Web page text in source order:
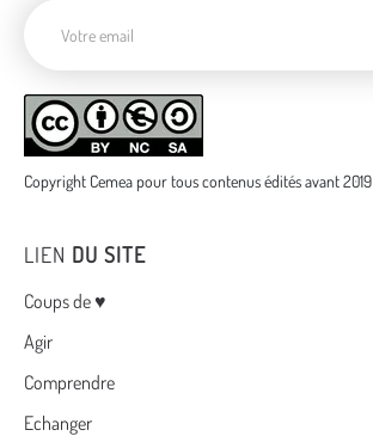
Copyright Cemea pour tous contenus édités avant 2019
LIEN DU SITE
Menu
Coups de ♥
Agir
Comprendre
Echanger